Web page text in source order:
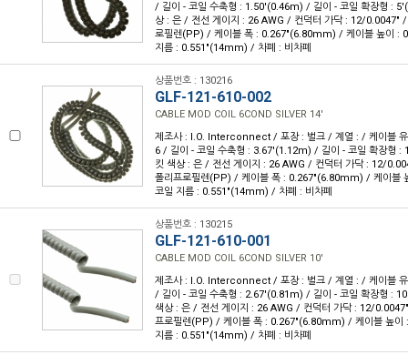
/ 길이 - 코일 수축형 : 1.50'(0.46m) / 길이 - 코일 확장형 :
상 : 은 / 전선 게이지 : 26 AWG / 컨덕터 가닥 : 12/0.0047"
로필렌(PP) / 케이블 폭 : 0.267"(6.80mm) / 케이블 높이 :
지름 : 0.551"(14mm) / 차폐 : 비차폐
상품번호 : 130216
GLF-121-610-002
CABLE MOD COIL 6COND SILVER 14'
제조사 : I.O. Interconnect / 포장 : 벌크 / 계열 : / 케이블
6 / 길이 - 코일 수축형 : 3.67'(1.12m) / 길이 - 코일 확장형
킷 색상 : 은 / 전선 게이지 : 26 AWG / 컨덕터 가닥 : 12/
폴리프로필렌(PP) / 케이블 폭 : 0.267"(6.80mm) / 케이
코일 지름 : 0.551"(14mm) / 차폐 : 비차폐
상품번호 : 130215
GLF-121-610-001
CABLE MOD COIL 6COND SILVER 10'
제조사 : I.O. Interconnect / 포장 : 벌크 / 계열 : / 케이블
/ 길이 - 코일 수축형 : 2.67'(0.81m) / 길이 - 코일 확장형 :
색상 : 은 / 전선 게이지 : 26 AWG / 컨덕터 가닥 : 12/
프로필렌(PP) / 케이블 폭 : 0.267"(6.80mm) / 케이블 높
지름 : 0.551"(14mm) / 차폐 : 비차폐